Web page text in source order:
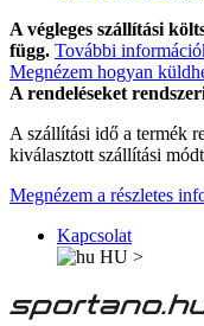
A végleges szállítási
függ. További
Megnézem hogyan
A rendeléseket
A szállítási idő a termék
kiválasztott szállítási
Megnézem a részletes
Kapcsolat
HU >